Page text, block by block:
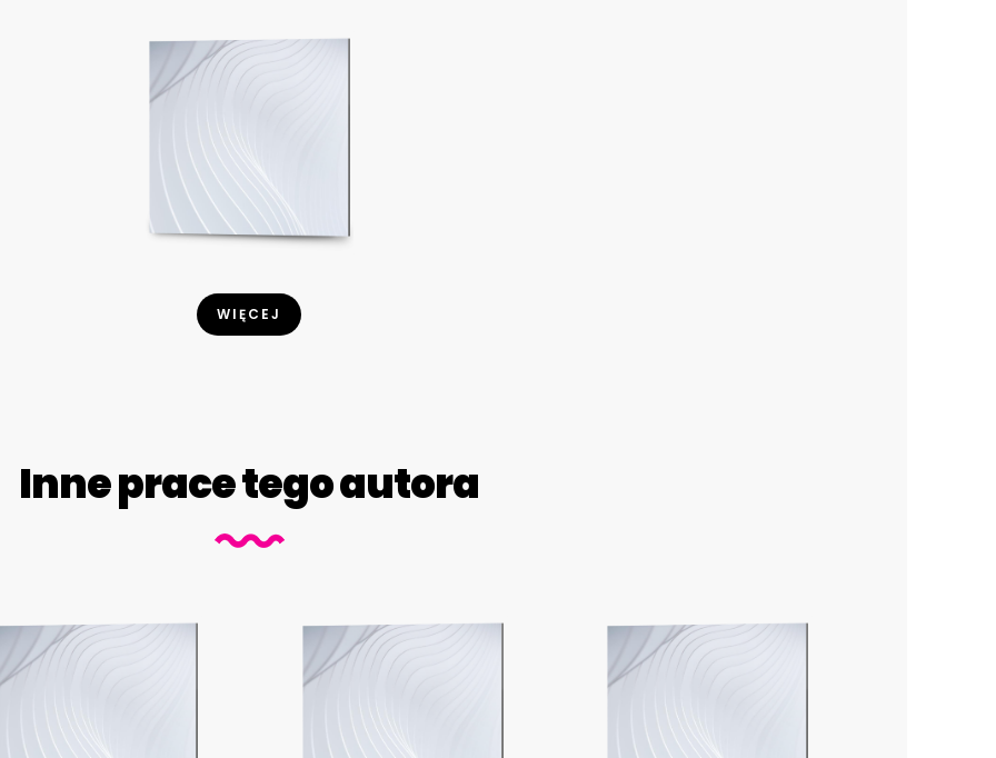
WIĘCEJ
Inne prace tego autora